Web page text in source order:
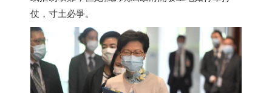
仗，寸土必爭。